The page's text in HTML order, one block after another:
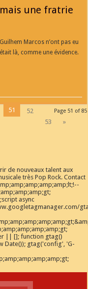
une fratrie
Marcos n’ont pas eu
là, comme une évidence.
Page 51 of 85
51
52
53
»
de nouveaux talent aux
très Pop Rock. Contact
async
|| []; function gtag()
Date()); gtag('config', 'G-